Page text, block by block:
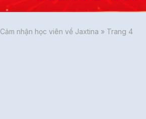
Cảm nhận học viên về Jaxtina » Trang 4